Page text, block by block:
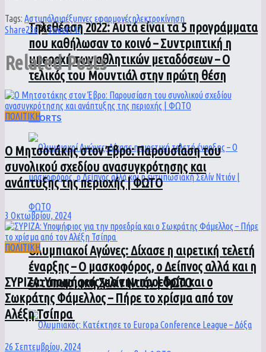
Τηλεθέαση 2022: Αυτά είναι τα 5 προγράμματα
που καθήλωσαν το κοινό – Συντριπτική η
υπεροχή των αθλητικών μεταδόσεων – Ο
τελικός του Μουντιάλ στην πρώτη θέση
SPORTS
Ολυμπιακοί Αγώνες: Δίχασε η αιρετική τελετή
έναρξης – Ο μασκοφόρος, ο Δείπνος αλλά και η
εντυπωσιακή Σελίν Ντιόν | ΦΩΤΟ
Tags: Αστυπάλαιαέξυπνες εφαρμογέςηλεκτροκίνηση
Share236 Tweet147
RelatedPosts
ΠΟΛΙΤΙΚΗ
Ο Μητσοτάκης στον Έβρο: Παρουσίαση του
συνολικού σχεδίου ανασυγκρότησης και
ανάπτυξης της περιοχής | ΦΩΤΟ
3 Οκτωβρίου, 2024
ΠΟΛΙΤΙΚΗ
ΣΥΡΙΖΑ: Υποψήφιος για την προεδρία και ο
Σωκράτης Φάμελλος – Πήρε το χρίσμα από τον
Αλέξη Τσίπρα
26 Σεπτεμβρίου, 2024